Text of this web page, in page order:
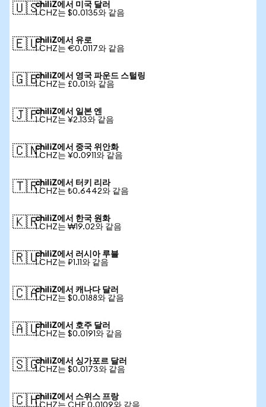
🇺🇸chiliZ에서 미국 달러
1 CHZ는 $0.0135와 같음
🇪🇺chiliZ에서 유로
1 CHZ는 €0.0117와 같음
🇬🇧chiliZ에서 영국 파운드 스털링
1 CHZ는 £0.01와 같음
🇯🇵chiliZ에서 일본 엔
1 CHZ는 ¥2.13와 같음
🇨🇳chiliZ에서 중국 위안화
1 CHZ는 ¥0.0911와 같음
🇹🇷chiliZ에서 터키 리라
1 CHZ는 ₺0.6442와 같음
🇰🇷chiliZ에서 한국 원화
1 CHZ는 ₩19.02와 같음
🇷🇺chiliZ에서 러시아 루블
1 CHZ는 ₽1.11와 같음
🇨🇦chiliZ에서 캐나다 달러
1 CHZ는 $0.0188와 같음
🇦🇺chiliZ에서 호주 달러
1 CHZ는 $0.0191와 같음
🇸🇬chiliZ에서 싱가포르 달러
1 CHZ는 $0.0173와 같음
🇨🇭chiliZ에서 스위스 프랑
1 CHZ는 CHF 0.0109와 같음